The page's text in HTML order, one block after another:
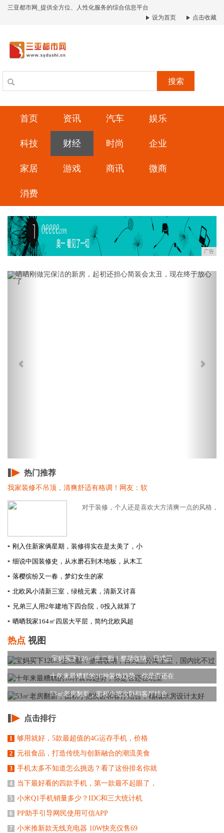
三亚都市网_提供全方位、人性化服务的综合信息平台
设为首页
点击收藏
搜索
首页 资讯 汽车 娱乐
科技 财经 时尚 企业
家居 游戏 商讯 微商
消费
广告
Previous Next
热门推荐
我家装修不吊顶，清爽舒适有格调！网友：软
对于装修，个人还是喜欢大方清爽一点的风格，
▪ 刚入住新家俩星期，装修得实在是太美了，小
▪ 细说中国装修史，从水磨石到木地板，从木工
▪ 落樱缤纷又一春，梦幻女生的家
▪ 北欧风小清新三室，绿植元素，清新又讨喜
▪ 兄弟三人用2年建地下四合院，0投入就算了
▪ 晒晒我家164㎡四居大平层，简约北欧风超
热点 视图
宝妈买下126㎡生二胎！整墙收纳，日式三
十年来最糟糕的10种装饰趋势，你是否还在
53㎡老房翻新，面积小把次卧和客厅结合，
点击排行
1 够用就好，5款最超值的4G运存手机，价格
2 元祖食品，打造传统与创新融合的潮流美食
3 手机太多不知道怎么挑选？看了这份排名你就
4 当下最好看的四款手机，第一款最不起眼了，
5 小米Q1手机销量多少？IDC和三大统计机
6 PP助手引导网民使用可信APP
7 小米推新款无线充电器 10W快充仅售69